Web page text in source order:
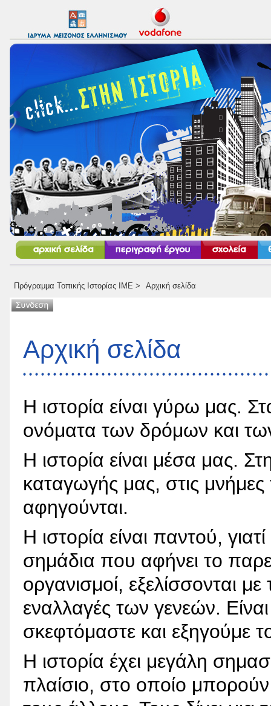
Πρόγραμμα Τοπικής Ιστορίας ΙΜΕ > Αρχική σελίδα
Αρχική σελίδα
Η ιστορία είναι γύρω μας.
ονόματα των δρόμων και
Η ιστορία είναι μέσα μας.
καταγωγής μας, στις
αφηγούνται.
Η ιστορία είναι παντού,
σημάδια που αφήνει το
οργανισμοί, εξελίσσονται
εναλλαγές των γενεών.
σκεφτόμαστε και εξηγούμε
Η ιστορία έχει μεγάλη
πλαίσιο, στο οποίο